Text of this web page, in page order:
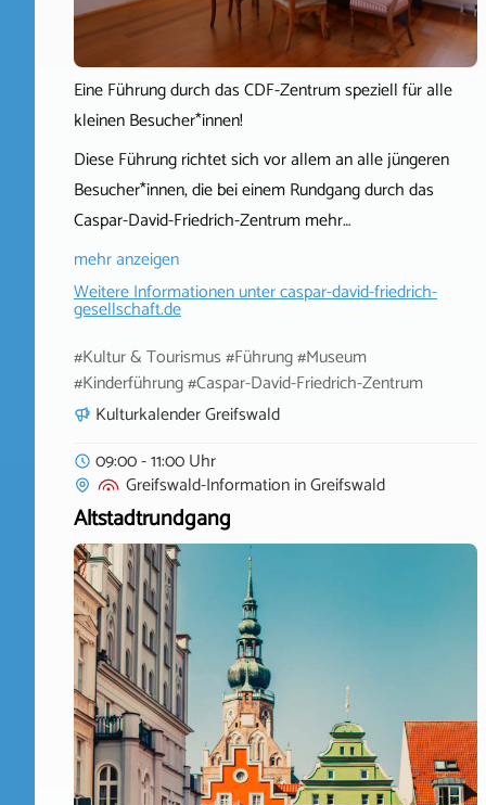
Eine Führung durch das CDF-Zentrum speziell für alle
kleinen Besucher*innen!
Diese Führung richtet sich vor allem an alle jüngeren
Besucher*innen, die bei einem Rundgang durch das
Caspar-David-Friedrich-Zentrum mehr…
mehr anzeigen
Weitere Informationen untercaspar-david-friedrich-
gesellschaft.de
#Kultur & Tourismus #Führung #Museum
#Kinderführung #Caspar-David-Friedrich-Zentrum
Kulturkalender Greifswald
09:00 - 11:00 Uhr
Greifswald-InformationinGreifswald
Altstadtrundgang